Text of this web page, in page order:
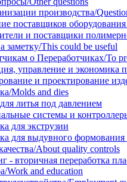
производства/
поставщиков оборудования
и поставщики
This could be useful
о Переработчиках/To
управление и экономика
и проектирование
Molds and dies
литья под давлением
системы и
для экструзии
для выдувного
About quality controls
- вторичная переработка
Work and education